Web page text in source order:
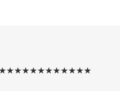
★★★★★★★★★★★★★